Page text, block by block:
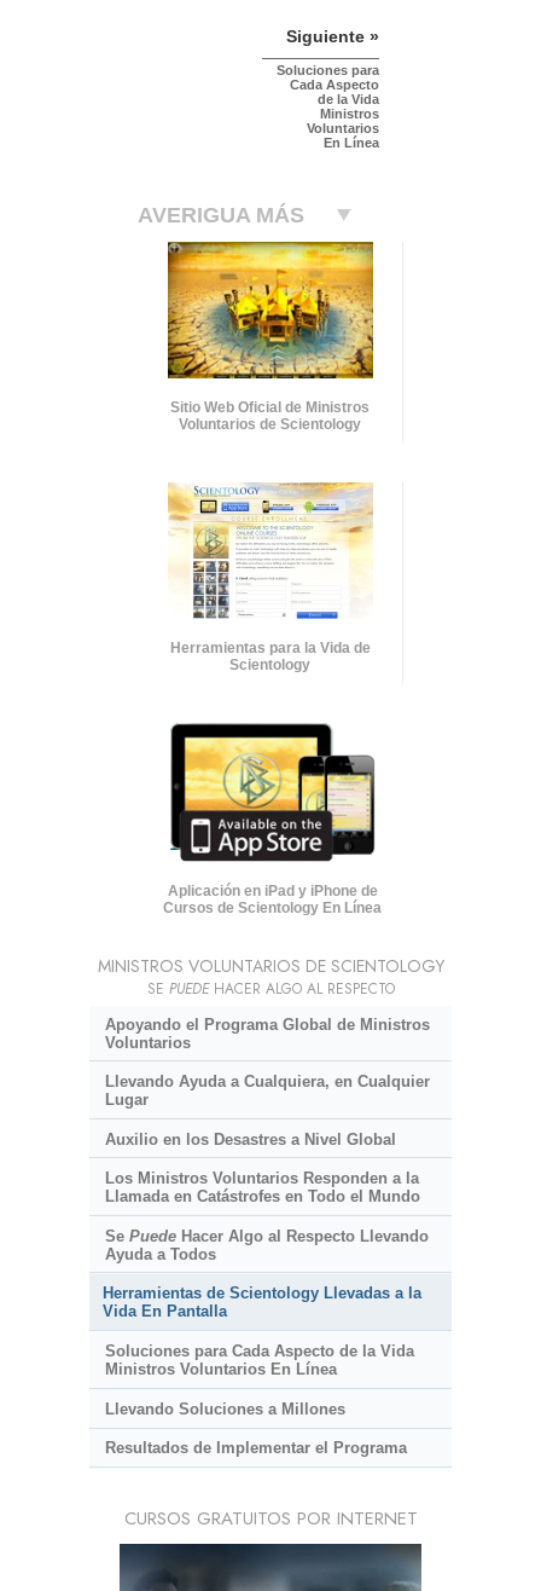
Siguiente »
Soluciones para
Cada Aspecto
de la Vida
Ministros
Voluntarios
En Línea
AVERIGUA MÁS
Sitio Web Oficial de Ministros
Voluntarios de Scientology
Herramientas para la Vida de
Scientology
Aplicación en iPad y iPhone de
Cursos de Scientology En Línea
MINISTROS VOLUNTARIOS DE SCIENTOLOGY
SE PUEDEHACER ALGO AL RESPECTO
Apoyando el Programa Global de Ministros
Voluntarios
Llevando Ayuda a Cualquiera, en Cualquier
Lugar
Auxilio en los Desastres a Nivel Global
Los Ministros Voluntarios Responden a la
Llamada en Catástrofes en Todo el Mundo
Se PuedeHacer Algo al Respecto Llevando
Ayuda a Todos
Herramientas de Scientology Llevadas a la
Vida En Pantalla
Soluciones para Cada Aspecto de la Vida
Ministros Voluntarios En Línea
Llevando Soluciones a Millones
Resultados de Implementar el Programa
CURSOS GRATUITOS POR INTERNET